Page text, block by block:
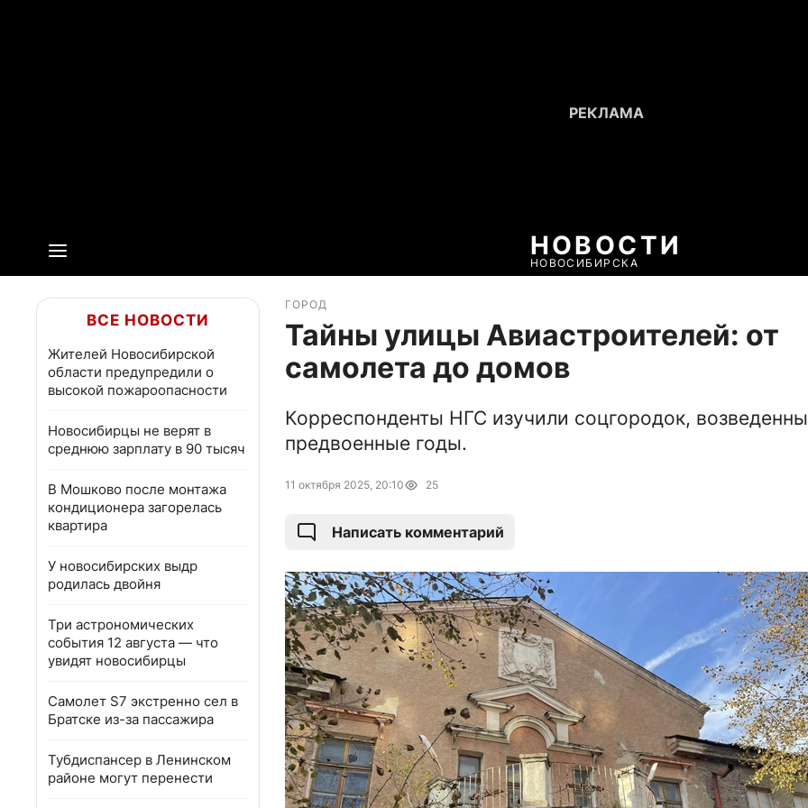
НОВОСТИ
НОВОСИБИРСКА
ВСЕ НОВОСТИ
Жителей Новосибирской
области предупредили о
высокой пожароопасности
Новосибирцы не верят в
среднюю зарплату в 90 тысяч
В Мошково после монтажа
кондиционера загорелась
квартира
У новосибирских выдр
родилась двойня
Три астрономических
события 12 августа — что
увидят новосибирцы
Самолет S7 экстренно сел в
Братске из-за пассажира
Тубдиспансер в Ленинском
районе могут перенести
ГОРОД
Тайны улицы Авиастроителей: от
самолета до домов
Корреспонденты НГС изучили соцгородок,
предвоенные годы.
11 октября 2025, 20:10 25
Написать комментарий